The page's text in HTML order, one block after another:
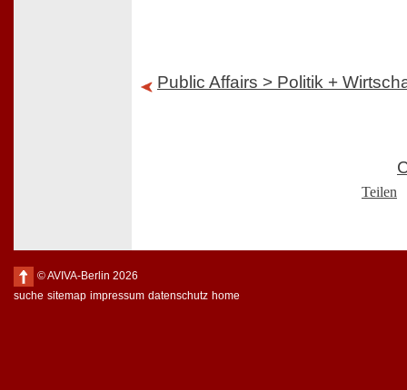
Public Affairs > Politik +
Teilen
© AVIVA-Berlin 2026
suche sitemap impressum datenschutz home